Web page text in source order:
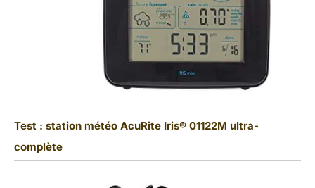
Test : station météo AcuRite Iris® 01122M ultra-
complète